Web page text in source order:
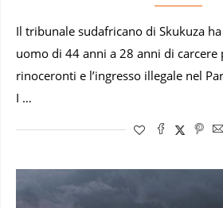
Il tribunale sudafricano di Skukuza
uomo di 44 anni a 28 anni di carcere
rinoceronti e l’ingresso illegale nel
I …